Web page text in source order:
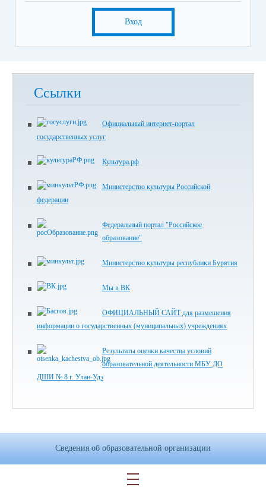
Вход
Ссылки
Официальный интернет-портал
государственных услуг
Культура.рф
Министерство культуры Российской
федерации
Федеральный портал "Российское
образование"
Министерство культуры республики Бурятия
Мы в ВК
ОФИЦИАЛЬНЫЙ САЙТ для размещения
информации о государственных (муниципальных) учреждениях
Результаты оценки качества условий
образовательной деятельности МБУ ДО
ДШИ № 8 г. Улан-Удэ
Сведения об образовательной организации